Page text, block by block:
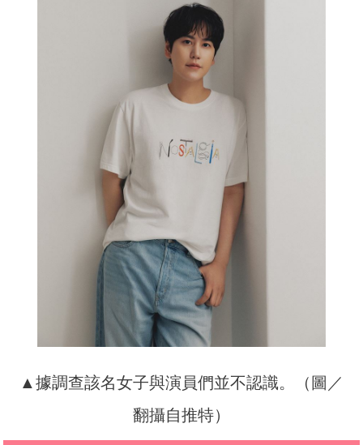
▲據調查該名女子與演員們並不認識。（圖／
翻攝自推特）